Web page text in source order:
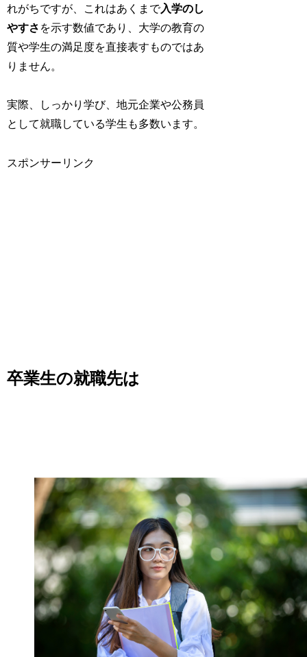
れがちですが、これはあくまで入学のし
やすさ を示す数値であり、 大学の教育の
質や学生の満足度を直接表すものではあ
りません。
実際、しっかり学び、地元企業や公務員
として就職している学生も多数います。
スポンサーリンク
卒業生の就職先は